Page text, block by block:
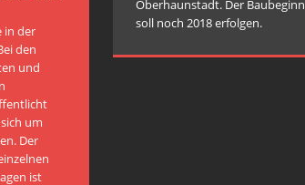
in der
den
und
um
Der
ist
Oberhaunstadt. Der Baubeginn
soll noch 2018 erfolgen.